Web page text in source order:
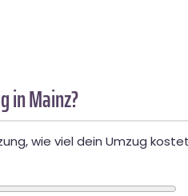
in Mainz?
wie viel dein Umzug